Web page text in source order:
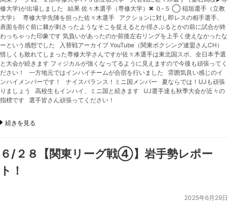
修大学)が出場しました 結果 佐々木選手（専修大学）✖︎ ０-５ ◯ 稲垣選手（立教
大学） 専修大学先陣を担った佐々木選手 アクションに対し即レスの相手選手、
表面を削ぐ前に棘が刺さったようなそこを捉えるとか揺さぶるとかの前に試合が終
わっちゃった印象です 気負いがあったのか前後左右リングを上手く使えなかったな
ーという感想でした 入替戦アーカイブ YouTube（関東ボクシング連盟さんCH）
惜しくも敗れてしまった専修大学さんですが佐々木選手は東北国スポ、全日本予選
と大会が続きます フィジカルが強くなってるように見えますので今後も頑張ってく
ださい！ 一方地元ではインハイチームが合宿を行いました 雰囲気良い感じのイ
ンハイメンバーです！ ナイスバランス！ミニ国メンバー 夏ならでは！UJも頑張
りましょう 高校生もインハイ、ミニ国と続きます UJ選手達も秋季大会が近々の
指標です 選手皆さん頑張ってください！
続きを見る
６/２８【関東リーグ戦④】岩手勢レポー
ト！
2025年6月29日